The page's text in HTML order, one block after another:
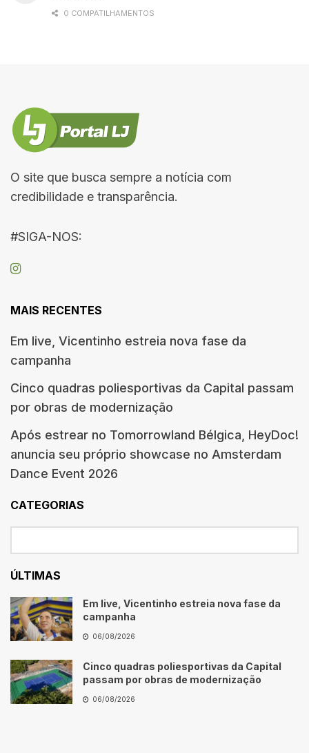
0 COMPATILHAMENTOS
O site que busca sempre a notícia com
credibilidade e transparência.
#SIGA-NOS:
MAIS RECENTES
Em live, Vicentinho estreia nova fase da
campanha
Cinco quadras poliesportivas da Capital passam
por obras de modernização
Após estrear no Tomorrowland Bélgica, HeyDoc!
anuncia seu próprio showcase no Amsterdam
Dance Event 2026
CATEGORIAS
ÚLTIMAS
Em live, Vicentinho estreia nova fase da
campanha
06/08/2026
Cinco quadras poliesportivas da Capital
passam por obras de modernização
06/08/2026